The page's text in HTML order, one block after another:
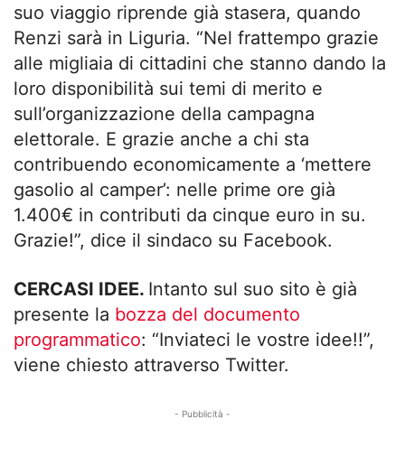
suo viaggio riprende già stasera, quando
Renzi sarà in Liguria. “Nel frattempo grazie
alle migliaia di cittadini che stanno dando la
loro disponibilità sui temi di merito e
sull’organizzazione della campagna
elettorale. E grazie anche a chi sta
contribuendo economicamente a ‘mettere
gasolio al camper’: nelle prime ore già
1.400€ in contributi da cinque euro in su.
Grazie!”, dice il sindaco su Facebook.
CERCASI IDEE. Intanto sul suo sito è già
presente la bozza del documento
programmatico: “Inviateci le vostre idee!!”,
viene chiesto attraverso Twitter.
- Pubblicità -